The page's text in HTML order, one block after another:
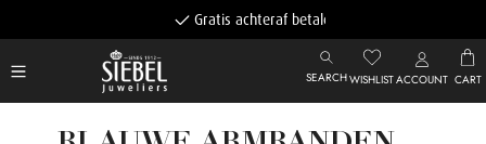
Gratis achteraf betalen
SEARCHWISHLISTACCOUNT CART